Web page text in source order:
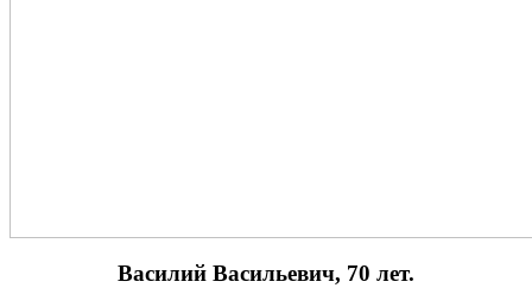
Василий Васильевич, 70 лет.